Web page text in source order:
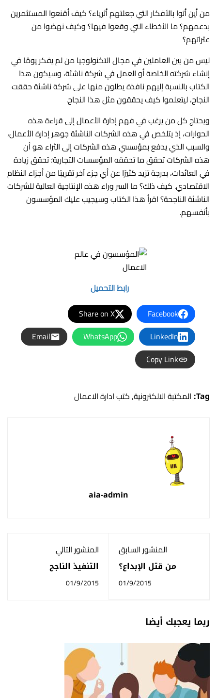
من أين أتوا بالأفكار التي جعلتهم أثرياء؟ كيف أقنعوا المستثمرين
بدعمهم؟ ما الأخطاء التي وقعوا فيها؟ وكيف نهضوا من
عثراتهم؟
ليس من بين العاملين في مجال التكنولوجيا من لم يفكر يومًا في
إنشاء شركته الخاصة أو العمل في شركة ناشئة، وسيكون هذا
الكتاب بالنسبة إليهم نافذة يطلون منها على شركة ناشئة حققت
النجاح، ليتعلموا كيف يحققون مثل هذا النجاح.
ويحتاج كل من يرغب في فهم إدارة الأعمال إلى قراءة هذه
الحوارات، إذ يتلخص في هذه الشركات الناشئة جوهر إدارة الأعمال،
والسبب الذي يدفع بمؤسسي هذه الشركات إلى الثراء هو أن
هذه الشركات تحقق ما تحققه المؤسسات التجارية؛ تحقق زيادة
في العائدات، بدرجة تزيد كثيرًا عن أي جزء آخر تقريبًا من أجزاء النظام
الاقتصادي. كيف ذلك؟ ما السر وراء هذه الإنتاجية العالية للشركات
الناشئة الناجحة؟ اقرأ هذا الكتاب وسيجيب عليك المؤسسون
بأنفسهم.
رابط التحميل
Facebook
Share on X
LinkedIn
WhatsApp
Email
Copy Link
Tag: المكتبة الالكترونية,كتب ادارة الاعمال
aia-admin
المنشور السابق
من قتل الإبداع؟
01/9/2015
المنشور التالي
التنفيذ الناجح
لاستراتيجية العمل
01/9/2015
ربما يعجبك أيضا